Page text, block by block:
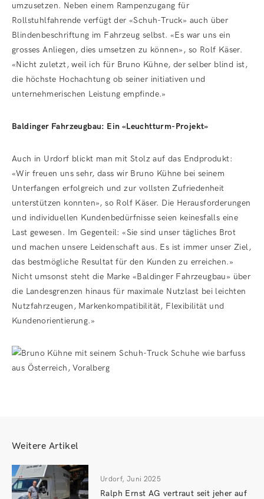
umzusetzen. Neben einem Rampenzugang für
Rollstuhlfahrende verfügt der «Schuh-Truck» auch über
Blindenbeschriftung im Fahrzeug selbst. «Es war uns ein
grosses Anliegen, dies umsetzen zu können», so Rolf Käser.
«Nicht zuletzt, weil ich für Bruno Kühne, der selber blind ist,
die höchste Hochachtung ob seiner initiativen und
unternehmerischen Leistung empfinde.»
Baldinger Fahrzeugbau: Ein «Leuchtturm-Projekt»
Auch in Urdorf blickt man mit Stolz auf das Endprodukt:
«Wir freuen uns sehr, dass wir Bruno Kühne bei seinem
Unterfangen erfolgreich und zur vollsten Zufriedenheit
unterstützen konnten», so Rolf Käser. Die Herausforderungen
und individuellen Kundenbedürfnisse seien keinesfalls eine
Last gewesen. Im Gegenteil: «Sie sind unser tägliches Brot
und machen unsere Leidenschaft aus. Es ist immer unser Ziel,
das bestmögliche Resultat für den Kunden zu erreichen.»
Nicht umsonst steht die Marke «Baldinger Fahrzeugbau» über
die Landesgrenzen hinaus für maximale Nutzlast bei leichten
Nutzfahrzeugen, Markenkompatibilität, Flexibilität und
Kundenorientierung.»
Weitere Artikel
Urdorf, Juni 2025
Ralph Ernst AG vertraut seit jeher auf